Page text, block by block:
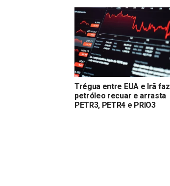
Trégua entre EUA e Irã faz
petróleo recuar e arrasta
PETR3, PETR4 e PRIO3